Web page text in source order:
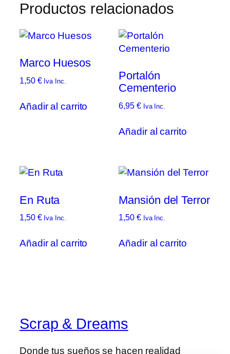
Productos relacionados
Marco Huesos
1,50 € Iva Inc.
Añadir al carrito
Portalón
Cementerio
6,95 € Iva Inc.
Añadir al carrito
En Ruta
1,50 € Iva Inc.
Añadir al carrito
Mansión del Terror
1,50 € Iva Inc.
Añadir al carrito
Scrap & Dreams
Donde tus sueños se hacen realidad